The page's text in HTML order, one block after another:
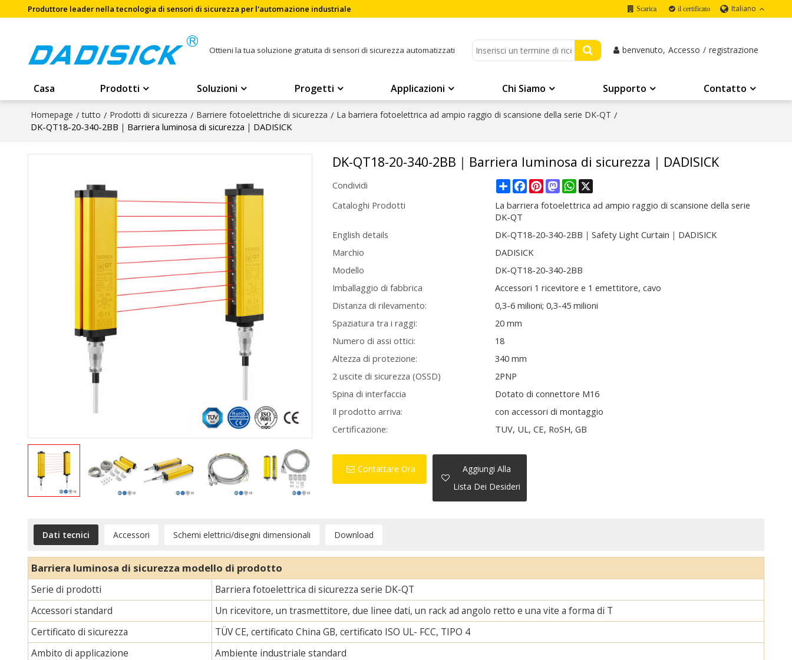
Produttore leader nella tecnologia di sensori di sicurezza per l'automazione industriale Scarica il certificato Italiano
Ottieni la tua soluzione gratuita di sensori di sicurezza automatizzati benvenuto, Accesso / registrazione
Casa Prodotti Soluzioni Progetti Applicazioni Chi Siamo Supporto Contatto
Homepage / tutto / Prodotti di sicurezza / Barriere fotoelettriche di sicurezza / La barriera fotoelettrica ad ampio raggio di scansione della serie DK-QT /
DK-QT18-20-340-2BB｜Barriera luminosa di sicurezza｜DADISICK
DK-QT18-20-340-2BB｜Barriera luminosa di sicurezza｜DADISICK
Condividi ShareFacebook
PinterestMastodonWhatsApp
Cataloghi Prodotti
La barriera fotoelettrica ad ampio raggio di scansione della serie
DK-QT
English details
DK-QT18-20-340-2BB｜Safety Light Curtain｜DADISICK
Marchio
DADISICK
Modello
DK-QT18-20-340-2BB
Imballaggio di fabbrica
Accessori 1 ricevitore e 1 emettitore, cavo
Distanza di rilevamento:
0,3-6 milioni; 0,3-45 milioni
Spaziatura tra i raggi:
20 mm
Numero di assi ottici:
18
Altezza di protezione:
340 mm
2 uscite di sicurezza (OSSD)
2PNP
Spina di interfaccia
Dotato di connettore M16
Il prodotto arriva:
con accessori di montaggio
Certificazione:
TUV, UL, CE, RoSH, GB
Contattare Ora
Aggiungi Alla
Lista Dei Desideri
Dati tecnici Accessori Schemi elettrici/disegni dimensionali Download
Barriera luminosa di sicurezza modello di prodotto
Serie di prodotti
Barriera fotoelettrica di sicurezza serie DK-QT
Accessori standard
Un ricevitore, un trasmettitore, due linee dati, un rack ad angolo retto e una vite a forma di T
Certificato di sicurezza
TÜV CE, certificato China GB, certificato ISO UL- FCC, TIPO 4
Ambito di applicazione
Ambiente industriale standard